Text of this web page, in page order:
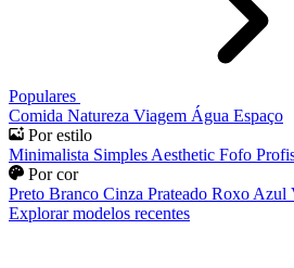
Populares
Comida Natureza Viagem Água Espaço
Por estilo
Minimalista Simples Aesthetic Fofo
Por cor
Preto Branco Cinza Prateado Roxo Azul
Explorar modelos recentes